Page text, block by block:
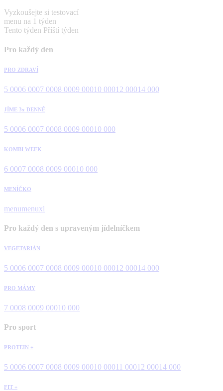
Vyzkoušejte si testovací
menu na 1 týden
Tento týden Příští týden
Pro každý den
PRO ZDRAVÍ
5 0006 0007 0008 0009 00010 00012 00014 000
JÍME 3x DENNĚ
5 0006 0007 0008 0009 00010 000
KOMBI WEEK
6 0007 0008 0009 00010 000
MENÍČKO
menumenuxl
Pro každý den s upraveným jídelníčkem
VEGETARIÁN
5 0006 0007 0008 0009 00010 00012 00014 000
PRO MÁMY
7 0008 0009 00010 000
Pro sport
PROTEIN +
5 0006 0007 0008 0009 00010 00011 00012 00014 000
FIT +